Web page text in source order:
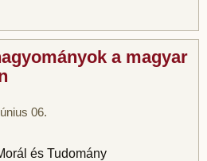
a magyar
06.
és Tudomány